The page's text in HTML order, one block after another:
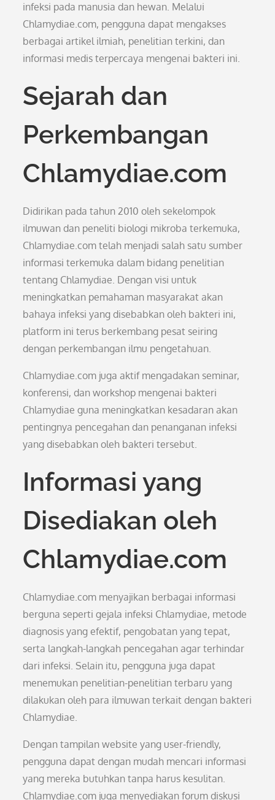
infeksi pada manusia dan hewan. Melalui
Chlamydiae.com, pengguna dapat mengakses
berbagai artikel ilmiah, penelitian terkini, dan
informasi medis terpercaya mengenai bakteri ini.
Sejarah dan
Perkembangan
Chlamydiae.com
Didirikan pada tahun 2010 oleh sekelompok
ilmuwan dan peneliti biologi mikroba terkemuka,
Chlamydiae.com telah menjadi salah satu sumber
informasi terkemuka dalam bidang penelitian
tentang Chlamydiae. Dengan visi untuk
meningkatkan pemahaman masyarakat akan
bahaya infeksi yang disebabkan oleh bakteri ini,
platform ini terus berkembang pesat seiring
dengan perkembangan ilmu pengetahuan.
Chlamydiae.com juga aktif mengadakan seminar,
konferensi, dan workshop mengenai bakteri
Chlamydiae guna meningkatkan kesadaran akan
pentingnya pencegahan dan penanganan infeksi
yang disebabkan oleh bakteri tersebut.
Informasi yang
Disediakan oleh
Chlamydiae.com
Chlamydiae.com menyajikan berbagai informasi
berguna seperti gejala infeksi Chlamydiae, metode
diagnosis yang efektif, pengobatan yang tepat,
serta langkah-langkah pencegahan agar terhindar
dari infeksi. Selain itu, pengguna juga dapat
menemukan penelitian-penelitian terbaru yang
dilakukan oleh para ilmuwan terkait dengan bakteri
Chlamydiae.
Dengan tampilan website yang user-friendly,
pengguna dapat dengan mudah mencari informasi
yang mereka butuhkan tanpa harus kesulitan.
Chlamydiae.com juga menyediakan forum diskusi